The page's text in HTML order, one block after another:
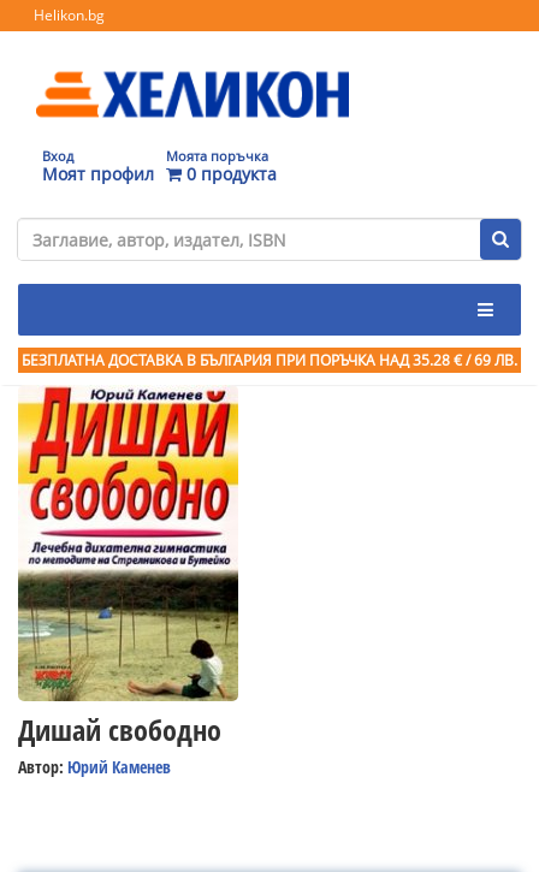
Helikon.bg
Вход
Моят профил
Моята поръчка
0 продукта
БЕЗПЛАТНА ДОСТАВКА В БЪЛГАРИЯ ПРИ ПОРЪЧКА НАД 35.28 € / 69 ЛВ.
Дишай свободно
Автор: Юрий Каменев